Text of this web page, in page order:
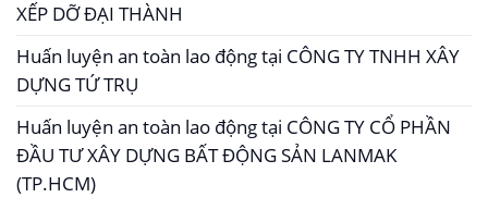
XẾP DỠ ĐẠI THÀNH
Huấn luyện an toàn lao động tại CÔNG TY TNHH XÂY
DỰNG TỨ TRỤ
Huấn luyện an toàn lao động tại CÔNG TY CỔ PHẦN
ĐẦU TƯ XÂY DỰNG BẤT ĐỘNG SẢN LANMAK
(TP.HCM)